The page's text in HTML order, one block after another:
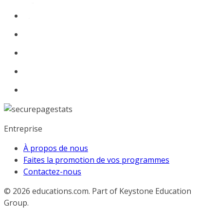
Entreprise
À propos de nous
Faites la promotion de vos programmes
Contactez-nous
© 2026 educations.com. Part of Keystone Education
Group.